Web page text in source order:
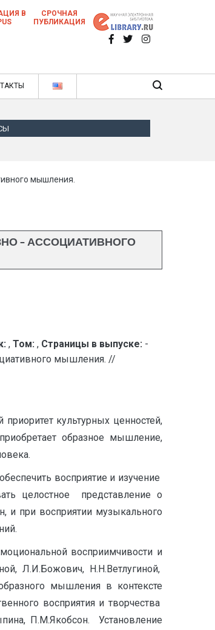
в ежемесячном научном
В
СРОЧНАЯ
ПУБЛИКАЦИЯ
мышления.
– АССОЦИАТИВНОГО
, Том: , Страницы в выпуске: -
мышления. //
культурных ценностей,
образное мышление,
восприятие и изучение
целостное представление о
и при восприятии музыкального
восприимчивости и
Л.И.Божович, Н.Н.Ветлугиной,
мышления в контексте
восприятия и творчества
П.М.Якобсон. Установление